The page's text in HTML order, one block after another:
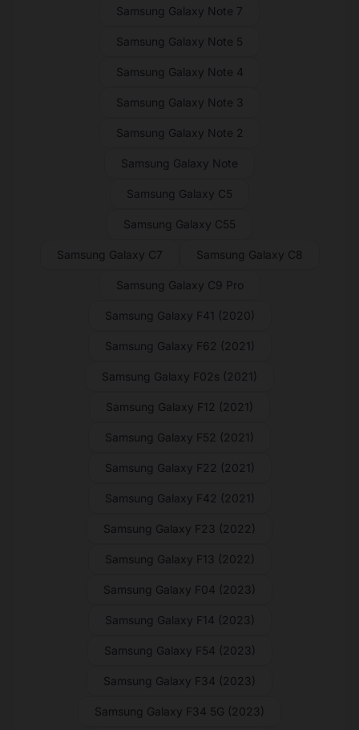
Samsung Galaxy Note 7
Samsung Galaxy Note 5
Samsung Galaxy Note 4
Samsung Galaxy Note 3
Samsung Galaxy Note 2
Samsung Galaxy Note
Samsung Galaxy C5
Samsung Galaxy C55
Samsung Galaxy C7 Samsung Galaxy C8
Samsung Galaxy C9 Pro
Samsung Galaxy F41 (2020)
Samsung Galaxy F62 (2021)
Samsung Galaxy F02s (2021)
Samsung Galaxy F12 (2021)
Samsung Galaxy F52 (2021)
Samsung Galaxy F22 (2021)
Samsung Galaxy F42 (2021)
Samsung Galaxy F23 (2022)
Samsung Galaxy F13 (2022)
Samsung Galaxy F04 (2023)
Samsung Galaxy F14 (2023)
Samsung Galaxy F54 (2023)
Samsung Galaxy F34 (2023)
Samsung Galaxy F34 5G (2023)